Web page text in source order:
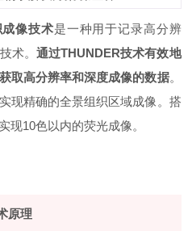
像技术是一种用于记录高分辨
术。 通过THUNDER技术有效地
取高分辨率和深度成像的数据。
现精确的全景组织区域成像。搭
现10色以内的荧光成像。
原理